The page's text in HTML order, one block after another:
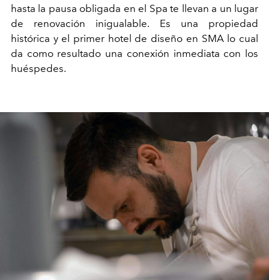
hasta la pausa obligada en el Spa te llevan a un lugar
de renovación inigualable. Es una propiedad
histórica y el primer hotel de diseño en SMA lo cual
da como resultado una conexión inmediata con los
huéspedes.